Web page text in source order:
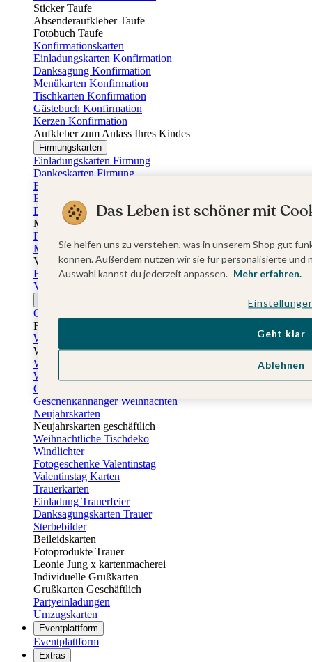
Sticker Taufe
Absenderaufkleber Taufe
Fotobuch Taufe
Konfirmationskarten
Einladungskarten Konfirmation
Danksagung Konfirmation
Menükarten Konfirmation
Tischkarten Konfirmation
Gästebuch Konfirmation
Kerzen Konfirmation
Aufkleber zum Anlass Ihres Kindes
Firmungskarten
Einladungskarten Firmung
Dankeskarten Firmung
Einschulungskarten
Einladungskarten Einschulung
Danksagung Einschulung
Muttertag
Fotogeschenke Muttertag
Muttertagskarten
Vatertag
Fotogeschenke Vatertag
Vatertagskarten
Osterkarten
Fotogeschenke zu Ostern
Weihnachtskarten
Weihnachtskarten selbst gestalten
Weihnachtskarten geschäftlich
Weihnachtsfeier Einladungen
Geschenkaufkleber Weihnachten
Geschenkanhänger Weihnachten
Neujahrskarten
Neujahrskarten geschäftlich
Weihnachtliche Tischdeko
Windlichter
Fotogeschenke Valentinstag
Valentinstag Karten
Trauerkarten
Einladung Trauerfeier
Danksagungskarten Trauer
Sterbebilder
Beileidskarten
Fotoprodukte Trauer
Leonie Jung x kartenmacherei
Individuelle Grußkarten
Grußkarten Geschäftlich
Partyeinladungen
Umzugskarten
Eventplattform
Eventplattform
Extras
Das Leben ist schöner mit
Sie helfen uns zu verstehen, was in unserem Shop gut
können. Außerdem nutzen wir sie für personalisierte
Auswahl kannst du jederzeit anpassen. Mehr erfahren.
Ablehnen
Geht klar